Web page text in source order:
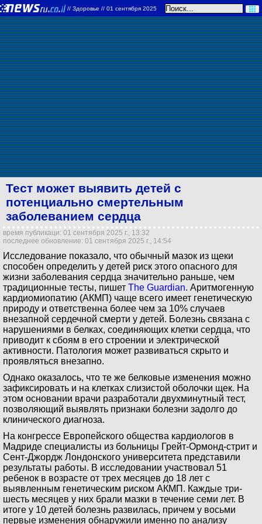
// Здоровье // 01 сентября 2025
Тест может выявить детей с
потенциально смертельным
заболеванием сердца
время публикаци: 01 сентября 2025 г., 13:32
последнее обновление: 01 сентября 2025 г., 14:54
Исследование показало, что обычный мазок из щеки
способен определить у детей риск этого опасного для
жизни заболевания сердца значительно раньше, чем
традиционные тесты, пишет The Guardian. Аритмогенную
кардиомиопатию (АКМП) чаще всего имеет генетическую
природу и ответственна более чем за 10% случаев
внезапной сердечной смерти у детей. Болезнь связана с
нарушениями в белках, соединяющих клетки сердца, что
приводит к сбоям в его строении и электрической
активности. Патология может развиваться скрыто и
проявляться внезапно.
Однако оказалось, что те же белковые изменения можно
зафиксировать и на клетках слизистой оболочки щек. На
этом основании врачи разработали двухминутный тест,
позволяющий выявлять признаки болезни задолго до
клинического диагноза.
На конгрессе Европейского общества кардиологов в
Мадриде специалисты из больницы Грейт-Ормонд-стрит и
Сент-Джордж Лондонского университета представили
результаты работы. В исследовании участвовал 51
ребенок в возрасте от трех месяцев до 18 лет с
выявленным генетическим риском АКМП. Каждые три-
шесть месяцев у них брали мазки в течение семи лет. В
итоге у 10 детей болезнь развилась, причем у восьми
первые изменения обнаружили именно по анализу